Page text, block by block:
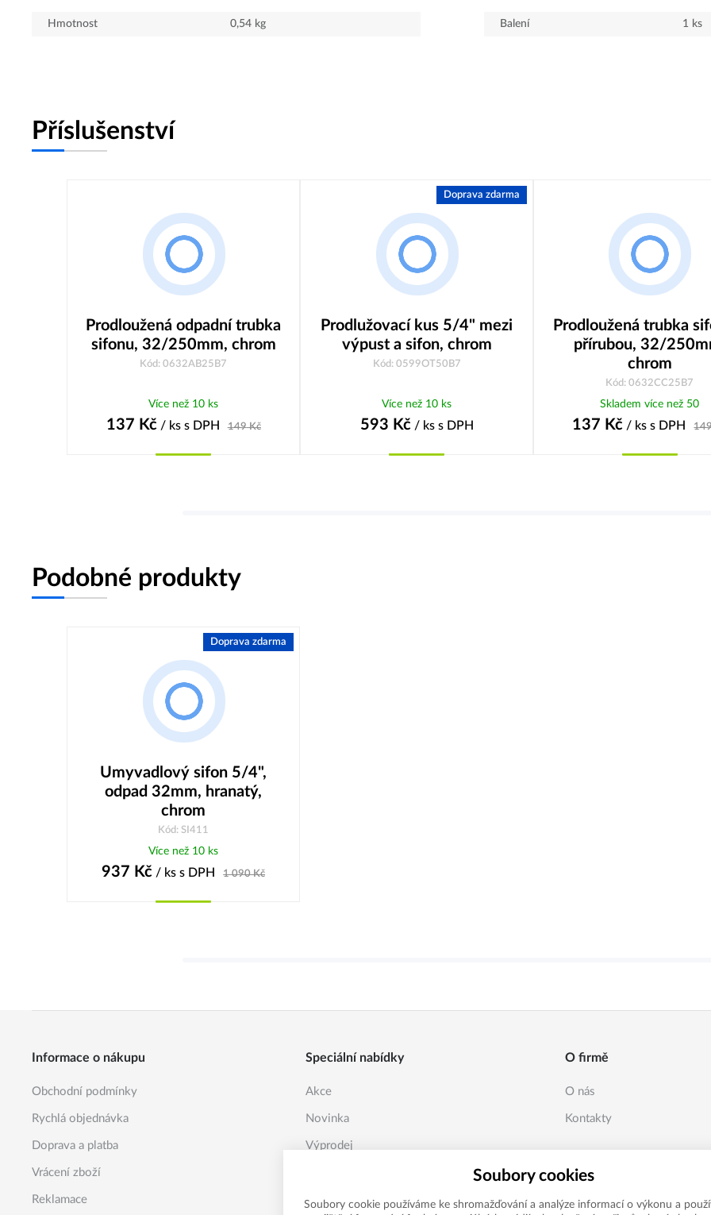
Hmotnost 0,54 kg Balení 1 ks
Příslušenství
Prodloužená odpadní trubka
sifonu, 32/250mm, chrom
Kód: 0632AB25B7
Více než 10 ks
137 Kč/ ks s DPH 149Kč
Doprava zdarma
Prodlužovací kus 5/4" mezi
výpust a sifon, chrom
Kód: 0599OT50B7
Více než 10 ks
593 Kč/ ks s DPH
Prodloužená trubka
přírubou, 32/
chrom
Kód: 0632CC25B7
Skladem více než 50
137 Kč / kss DPH
Podobné produkty
Doprava zdarma
Umyvadlový sifon 5/4",
odpad 32mm, hranatý,
chrom
Kód: SI411
Více než 10 ks
937 Kč / kss DPH 1 090Kč
Informace o nákupu
Obchodní podmínky
Rychlá objednávka
Doprava a platba
Vrácení zboží
Reklamace
Speciální nabídky
Akce
Novinka
Výprodej
O firmě
O nás
Kontakty
Soubory cookies
Soubory cookie používáme ke shromažďování a analýze informací o výkonu a